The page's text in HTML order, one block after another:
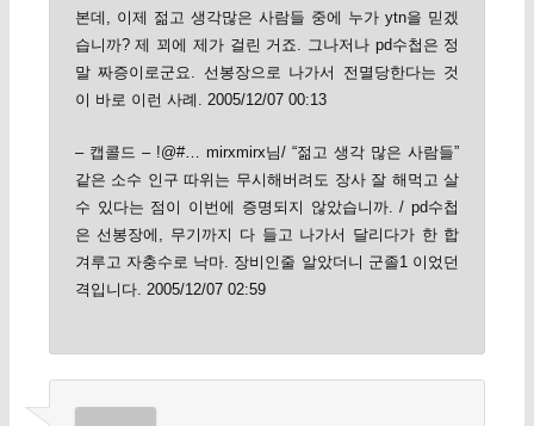
본데, 이제 젊고 생각많은 사람들 중에 누가 ytn을 믿겠
습니까? 제 꾀에 제가 걸린 거죠. 그나저나 pd수첩은 정
말 짜증이로군요. 선봉장으로 나가서 전멸당한다는 것
이 바로 이런 사례. 2005/12/07 00:13
– 캡콜드 – !@#… mirxmirx님/ “젊고 생각 많은 사람들”
같은 소수 인구 따위는 무시해버려도 장사 잘 해먹고 살
수 있다는 점이 이번에 증명되지 않았습니까. / pd수첩
은 선봉장에, 무기까지 다 들고 나가서 달리다가 한 합
겨루고 자충수로 낙마. 장비인줄 알았더니 군졸1 이었던
격입니다. 2005/12/07 02:59